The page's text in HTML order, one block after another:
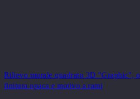
Rilievo murale quadrato 3D "Graphic",
finitura opaca e motivo a rami